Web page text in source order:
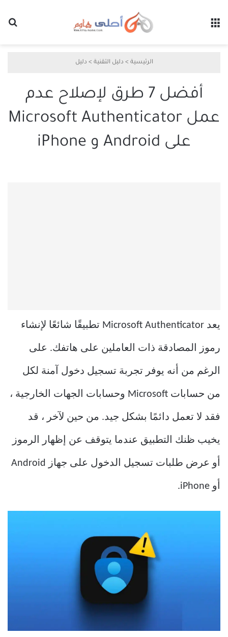
الرئيسية > دليل التقنية > دليل
أفضل 7 طرق لإصلاح عدم
عمل Microsoft Authenticator
على Android و iPhone
يعد Microsoft Authenticator تطبيقًا شائعًا لإنشاء
رموز المصادقة ذات العاملين على هاتفك. على
الرغم من أنه يوفر تجربة تسجيل دخول آمنة لكل
من حسابات Microsoft وحسابات الجهات الخارجية ،
فقد لا تعمل دائمًا بشكل جيد. من حين لآخر ، قد
يخيب ظنك التطبيق عندما يتوقف عن إظهار الرموز
أو عرض طلبات تسجيل الدخول على جهاز Android
أو iPhone.